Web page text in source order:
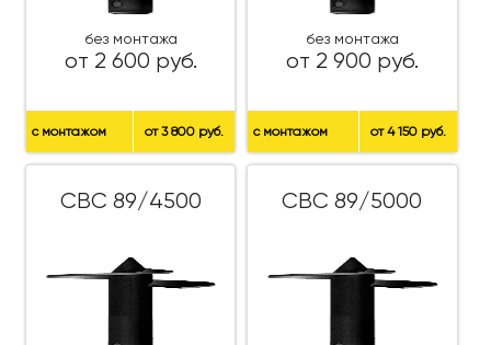
без монтажа
от 2 600 руб.
с монтажом от 3 800 руб.
без монтажа
от 2 900 руб.
с монтажом от 4 150 руб.
СВС 89/4500 СВС 89/5000